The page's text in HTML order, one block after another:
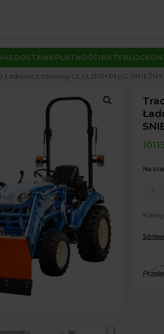
DOSTAWAPŁATNOŚCI RATYBLOG
Ładowacz czołowy LS LL2101+PŁUG
Na
XJ
Agrol